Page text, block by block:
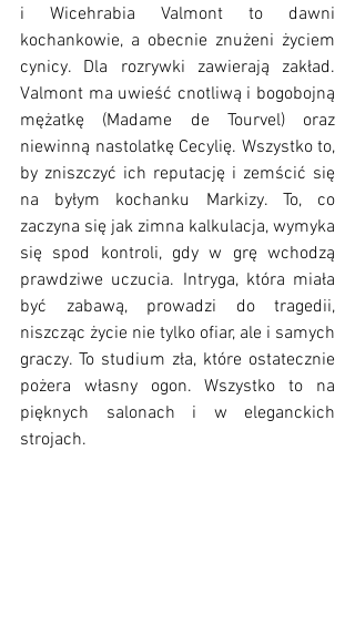
i Wicehrabia Valmont to dawni
kochankowie, a obecnie znużeni życiem
cynicy. Dla rozrywki zawierają zakład.
Valmont ma uwieść cnotliwą i bogobojną
mężatkę (Madame de Tourvel) oraz
niewinną nastolatkę Cecylię. Wszystko to,
by zniszczyć ich reputację i zemścić się
na byłym kochanku Markizy. To, co
zaczyna się jak zimna kalkulacja, wymyka
się spod kontroli, gdy w grę wchodzą
prawdziwe uczucia. Intryga, która miała
być zabawą, prowadzi do tragedii,
niszcząc życie nie tylko ofiar, ale i samych
graczy. To studium zła, które ostatecznie
pożera własny ogon. Wszystko to na
pięknych salonach i w eleganckich
strojach.